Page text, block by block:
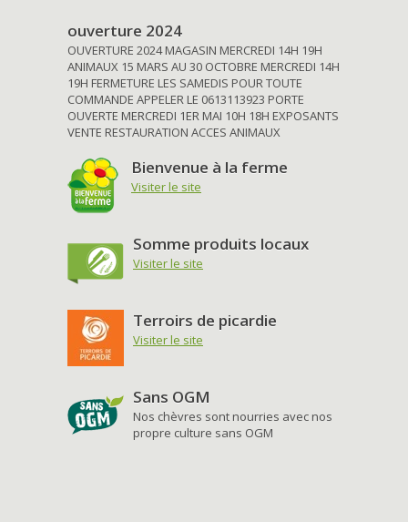
ouverture 2024
OUVERTURE 2024 MAGASIN MERCREDI 14H 19H
ANIMAUX 15 MARS AU 30 OCTOBRE MERCREDI 14H
19H FERMETURE LES SAMEDIS POUR TOUTE
COMMANDE APPELER LE 0613113923 PORTE
OUVERTE MERCREDI 1ER MAI 10H 18H EXPOSANTS
VENTE RESTAURATION ACCES ANIMAUX
Bienvenue à la ferme
Visiter le site
Somme produits locaux
Visiter le site
Terroirs de picardie
Visiter le site
Sans OGM
Nos chèvres sont nourries avec nos
propre culture sans OGM